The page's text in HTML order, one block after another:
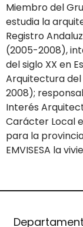
Miembro del
estudia la
Registro
(2005-2008),
del siglo XX en
Arquitectura del
2008);
Interés
Carácter Local
para la
EMVISESA la